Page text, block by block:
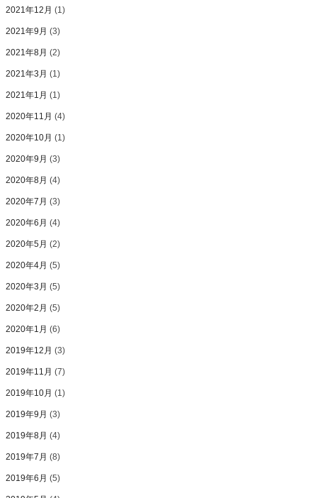
2021年12月 (1)
2021年9月 (3)
2021年8月 (2)
2021年3月 (1)
2021年1月 (1)
2020年11月 (4)
2020年10月 (1)
2020年9月 (3)
2020年8月 (4)
2020年7月 (3)
2020年6月 (4)
2020年5月 (2)
2020年4月 (5)
2020年3月 (5)
2020年2月 (5)
2020年1月 (6)
2019年12月 (3)
2019年11月 (7)
2019年10月 (1)
2019年9月 (3)
2019年8月 (4)
2019年7月 (8)
2019年6月 (5)